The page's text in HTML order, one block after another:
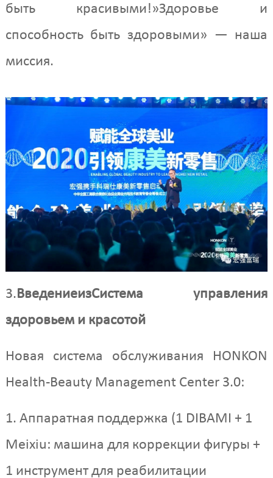
быть красивыми!»Здоровье и
способность быть здоровыми» — наша
миссия.
3.ВведениеизСистема управления
здоровьем и красотой
Новая система обслуживания HONKON
Health-Beauty Management Center 3.0:
1. Аппаратная поддержка (1 DIBAMI + 1
Meixiu: машина для коррекции фигуры +
1 инструмент для реабилитации